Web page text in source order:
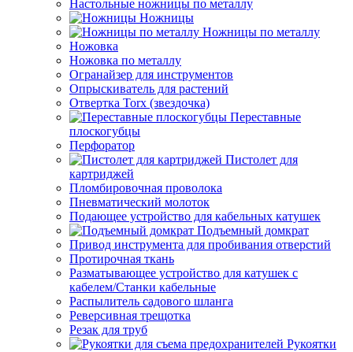
Настольные ножницы по металлу
Ножницы
Ножницы по металлу
Ножовка
Ножовка по металлу
Огранайзер для инструментов
Опрыскиватель для растений
Отвертка Torx (звездочка)
Переставные
плоскогубцы
Перфоратор
Пистолет для
картриджей
Пломбировочная проволока
Пневматический молоток
Подающее устройство для кабельных катушек
Подъемный домкрат
Привод инструмента для пробивания отверстий
Протирочная ткань
Разматывающее устройство для катушек с
кабелем/Станки кабельные
Распылитель садового шланга
Реверсивная трещотка
Резак для труб
Рукоятки